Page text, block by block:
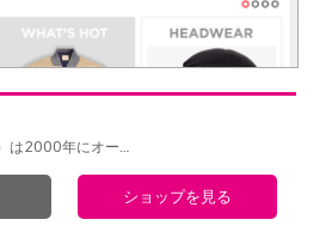
は2000年にオー…
ショップを見る